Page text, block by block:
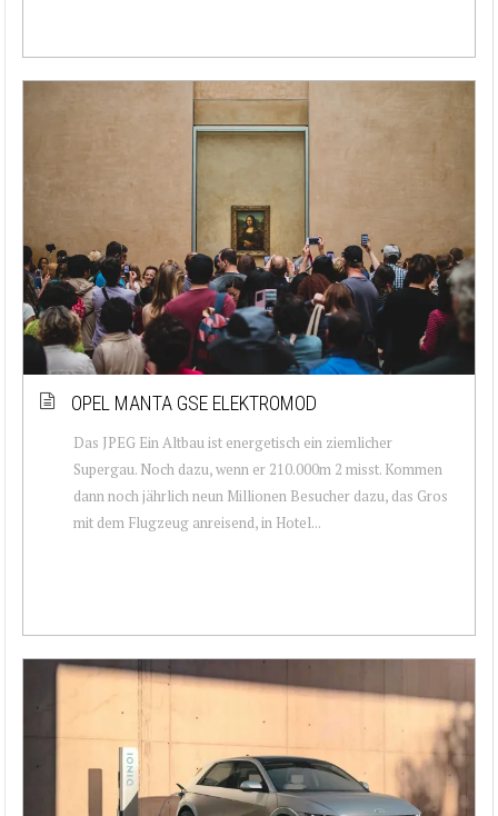
OPEL MANTA GSE ELEKTROMOD
Das JPEG Ein Altbau ist energetisch ein ziemlicher
Supergau. Noch dazu, wenn er 210.000m 2 misst. Kommen
dann noch jährlich neun Millionen Besucher dazu, das Gros
mit dem Flugzeug anreisend, in Hotel...